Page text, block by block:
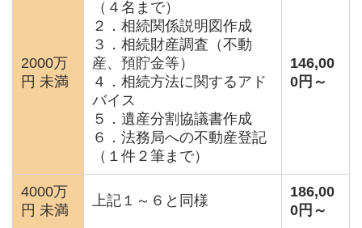
2000万
円 未満
（４名まで）
２．相続関係説明図作成
３．相続財産調査（不動
産、預貯金等）
４．相続方法に関するアド
バイス
５．遺産分割協議書作成
６．法務局への不動産登記
（１件２筆まで）
146,00
0円～
4000万
円 未満
上記１～６と同様
186,00
0円～